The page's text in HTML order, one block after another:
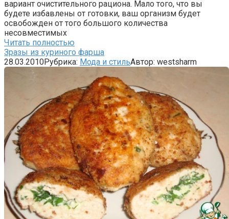
вариант очистительного рациона. Мало того, что вы
будете избавлены от готовки, ваш организм будет
освобожден от того большого количества
несовместимых
Читать полностью
Зразы из куриного фарша
28.03.2010Рубрика: Мода и стильАвтор: westsharm